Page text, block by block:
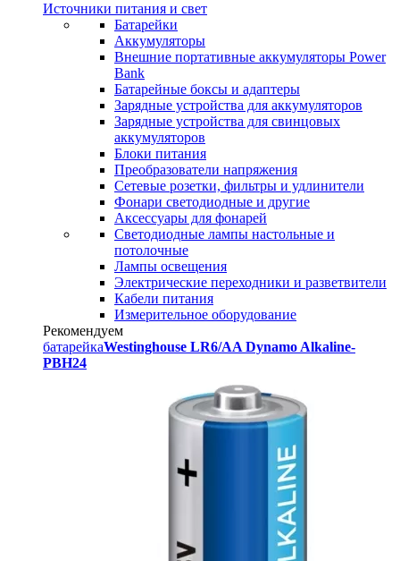
Источники питания и свет
Батарейки
Аккумуляторы
Внешние портативные аккумуляторы Power
Bank
Батарейные боксы и адаптеры
Зарядные устройства для аккумуляторов
Зарядные устройства для свинцовых
аккумуляторов
Блоки питания
Преобразователи напряжения
Сетевые розетки, фильтры и удлинители
Фонари светодиодные и другие
Аксессуары для фонарей
Светодиодные лампы настольные и
потолочные
Лампы освещения
Электрические переходники и разветвители
Кабели питания
Измерительное оборудование
Рекомендуем
батарейкаWestinghouse LR6/AA Dynamo Alkaline-
PBH24